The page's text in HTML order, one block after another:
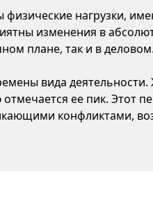
нагрузки,
изменения в
плане, так и в деловом.
вида
ее пик. Этот
конфликтами,